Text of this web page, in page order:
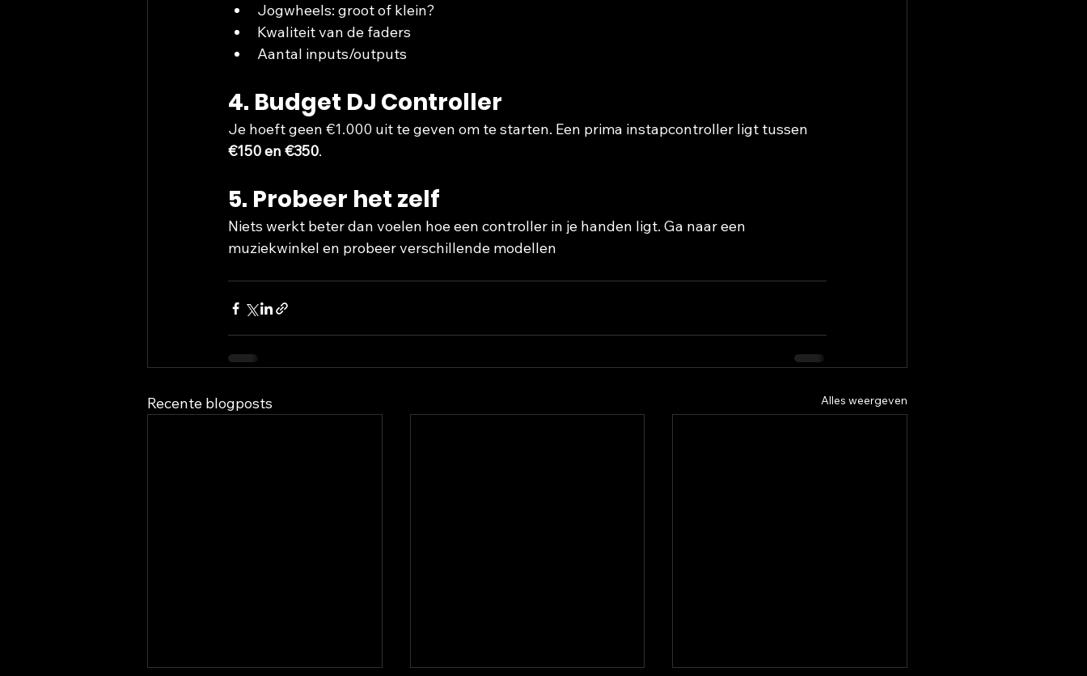
Jogwheels: groot of klein?
Kwaliteit van de faders
Aantal inputs/outputs
4. Budget DJ Controller
Je hoeft geen €1.000 uit te geven om te starten. Een prima instapcontroller ligt tussen
€150 en €350.
5. Probeer het zelf
Niets werkt beter dan voelen hoe een controller in je handen ligt. Ga naar een
muziekwinkel en probeer verschillende modellen
Recente blogposts Alles weergeven